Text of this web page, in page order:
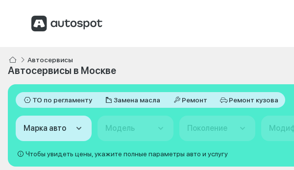
Автосервисы
Автосервисы в Москве
ТО по регламенту Замена масла Ремонт Ремонт кузова
Марка авто Модель Поколение
Чтобы увидеть цены, укажите полные параметры авто и услугу